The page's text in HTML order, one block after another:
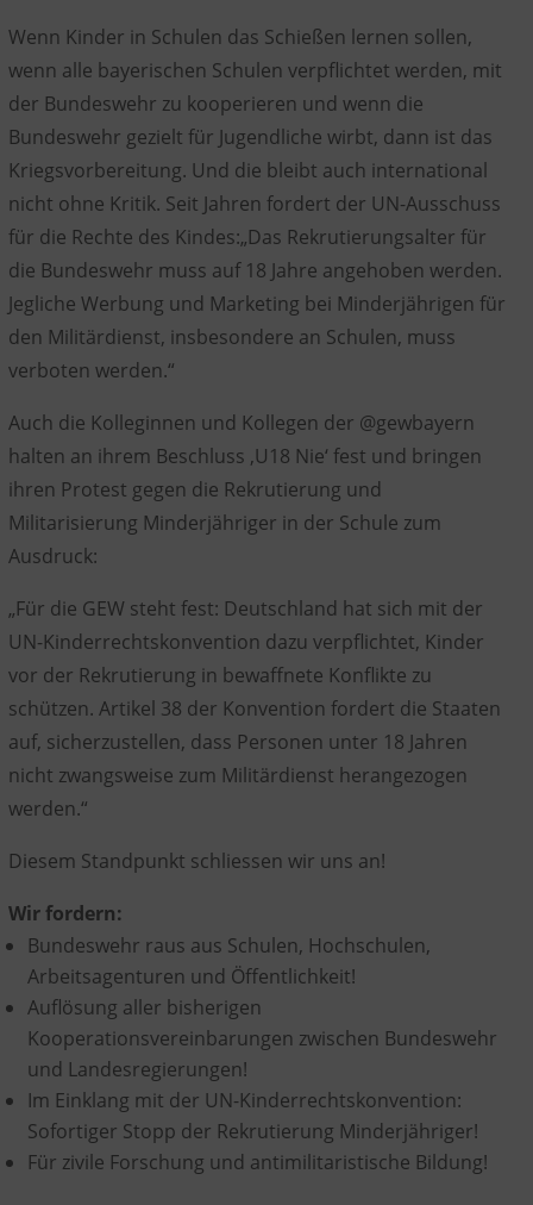
Wenn Kinder in Schulen das Schießen lernen sollen,
wenn alle bayerischen Schulen verpflichtet werden, mit
der Bundeswehr zu kooperieren und wenn die
Bundeswehr gezielt für Jugendliche wirbt, dann ist das
Kriegsvorbereitung. Und die bleibt auch international
nicht ohne Kritik. Seit Jahren fordert der UN-Ausschuss
für die Rechte des Kindes:„Das Rekrutierungsalter für
die Bundeswehr muss auf 18 Jahre angehoben werden.
Jegliche Werbung und Marketing bei Minderjährigen für
den Militärdienst, insbesondere an Schulen, muss
verboten werden.“
Auch die Kolleginnen und Kollegen der @gewbayern
halten an ihrem Beschluss ‚U18 Nie‘ fest und bringen
ihren Protest gegen die Rekrutierung und
Militarisierung Minderjähriger in der Schule zum
Ausdruck:
„Für die GEW steht fest: Deutschland hat sich mit der
UN-Kinderrechtskonvention dazu verpflichtet, Kinder
vor der Rekrutierung in bewaffnete Konflikte zu
schützen. Artikel 38 der Konvention fordert die Staaten
auf, sicherzustellen, dass Personen unter 18 Jahren
nicht zwangsweise zum Militärdienst herangezogen
werden.“
Diesem Standpunkt schliessen wir uns an!
Wir fordern:
Bundeswehr raus aus Schulen, Hochschulen,
Arbeitsagenturen und Öffentlichkeit!
Auflösung aller bisherigen
Kooperationsvereinbarungen zwischen Bundeswehr
und Landesregierungen!
Im Einklang mit der UN-Kinderrechtskonvention:
Sofortiger Stopp der Rekrutierung Minderjähriger!
Für zivile Forschung und antimilitaristische Bildung!